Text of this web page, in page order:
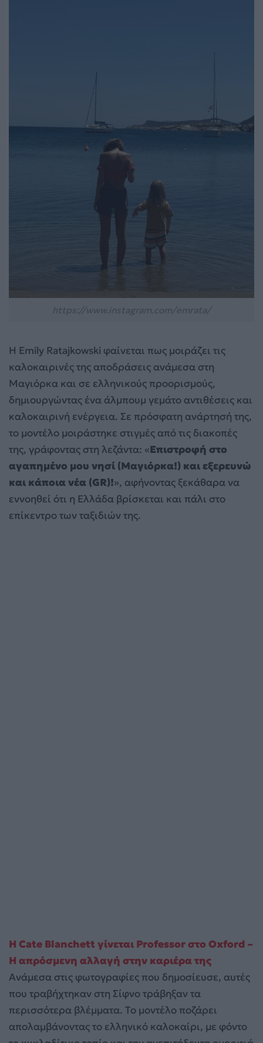
Η Emily Ratajkowski φαίνεται πως μοιράζει τις
καλοκαιρινές της αποδράσεις ανάμεσα στη
Μαγιόρκα και σε ελληνικούς προορισμούς,
δημιουργώντας ένα άλμπουμ γεμάτο αντιθέσεις και
καλοκαιρινή ενέργεια. Σε πρόσφατη ανάρτησή της,
το μοντέλο μοιράστηκε στιγμές από τις διακοπές
της, γράφοντας στη λεζάντα: «Επιστροφή στο
αγαπημένο μου νησί (Μαγιόρκα!) και εξερευνώ
και κάποια νέα (GR)!», αφήνοντας ξεκάθαρα να
εννοηθεί ότι η Ελλάδα βρίσκεται και πάλι στο
επίκεντρο των ταξιδιών της.
Η Cate Blanchett γίνεται Professor στο Oxford –
Η απρόσμενη αλλαγή στην καριέρα της
Ανάμεσα στις φωτογραφίες που δημοσίευσε, αυτές
που τραβήχτηκαν στη Σίφνο τράβηξαν τα
περισσότερα βλέμματα. Το μοντέλο ποζάρει
απολαμβάνοντας το ελληνικό καλοκαίρι, με φόντο